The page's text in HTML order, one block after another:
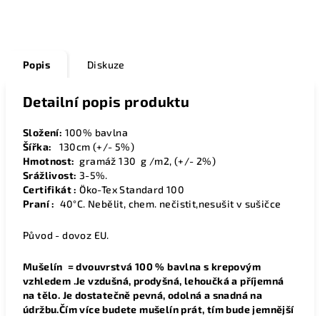
Popis Diskuze
Detailní popis produktu
Složení: 100% bavlna
Šířka: 130cm (+/- 5%)
Hmotnost: gramáž 130 g /m2, (+/- 2%)
Srážlivost: 3-5%.
Certifikát : Öko-Tex Standard 100
Praní : 40°C. Nebělit, chem. nečistit,nesušit v sušičce
Původ - dovoz EU.
Mušelín = dvouvrstvá 100 % bavlna s krepovým
vzhledem .Je vzdušná, prodyšná, lehoučká a příjemná
na tělo. Je dostatečně pevná, odolná a snadná na
údržbu.Čím více budete mušelín prát, tím bude jemnější